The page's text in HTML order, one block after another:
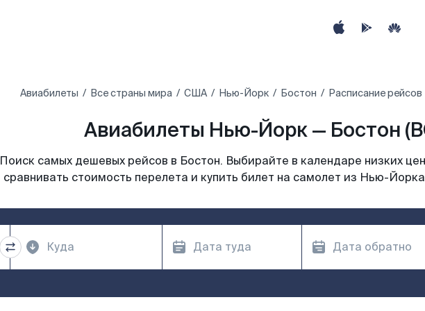
Авиабилеты Все страны мира США Нью-Йорк Бостон Расписание
Авиабилеты Нью-Йорк — Бостон
Поиск самых дешевых рейсов в Бостон. Выбирайте в календаре низких
сравнивать стоимость перелета и купить билет на самолет из Нью-